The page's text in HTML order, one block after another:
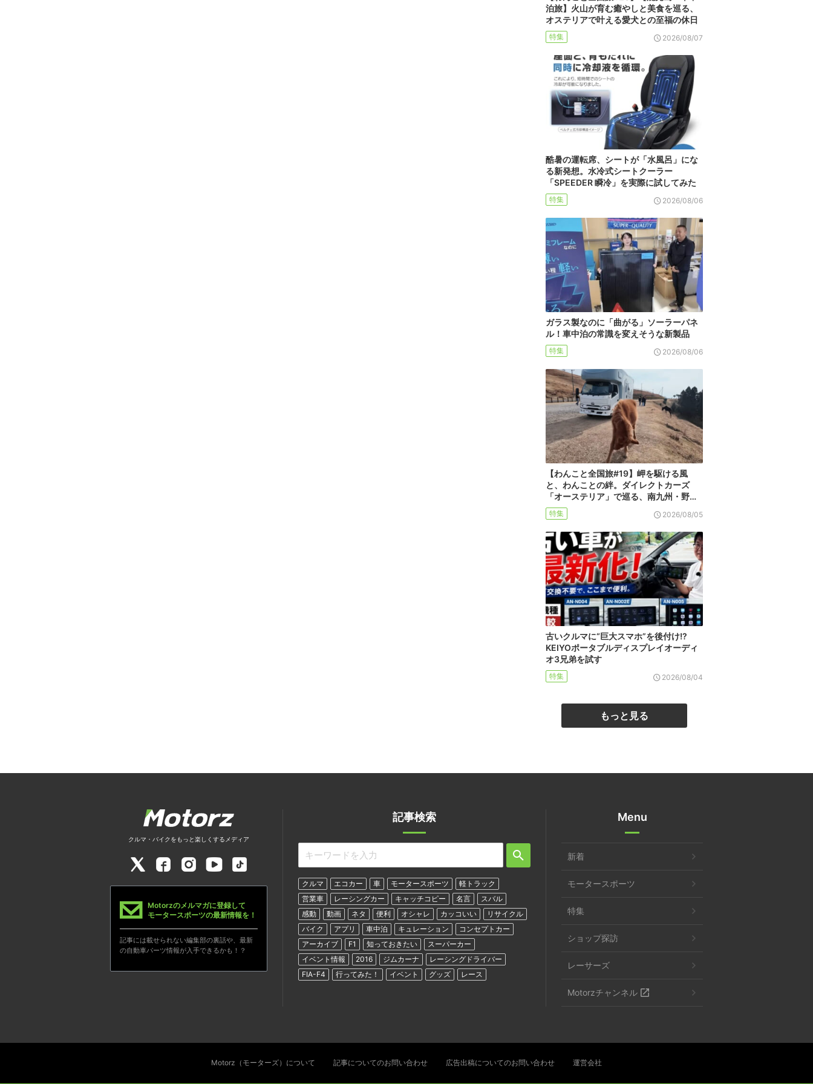
泊旅】火山が育む癒やしと美食を巡る、
オステリアで叶える愛犬との至福の休日
特集 2026/08/07
酷暑の運転席、シートが「水風呂」にな
る新発想。水冷式シートクーラー
「SPEEDER 瞬冷」を実際に試してみた
特集 2026/08/06
ガラス製なのに「曲がる」ソーラーパネ
ル！車中泊の常識を変えそうな新製品
特集 2026/08/06
【わんこと全国旅#19】岬を駆ける風
と、わんことの絆。ダイレクトカーズ
「オーステリア」で巡る、南九州・野…
特集 2026/08/05
古いクルマに“巨大スマホ”を後付け!?
KEIYOポータブルディスプレイオーディ
オ3兄弟を試す
特集 2026/08/04
もっと見る
記事検索
クルマ エコカー 車 モータースポーツ
軽トラック
営業車
レーシングカー キャッチコピー 名言
スバル
感動
動画 ネタ 便利 オシャレ カッコいい
リサイクル
バイク
アプリ 車中泊 キュレーション
コンセプトカー
アーカイブ
F1 知っておきたい
スーパーカー
イベント情報
2016 ジムカーナ
レーシングドライバー
FIA-F4
行ってみた！ イベント グッズ レース
クルマ・バイクをもっと楽しくするメディア
Motorzのメルマガに登録して
モータースポーツの最新情報を！
記事には載せられない編集部の裏話や、最新
の自動車パーツ情報が入手できるかも！？
Menu
新着
モータースポーツ
特集
ショップ探訪
レーサーズ
Motorzチャンネル
Motorz（モーターズ）について 記事についてのお問い合わせ 広告出稿についてのお問い合わせ 運営会社